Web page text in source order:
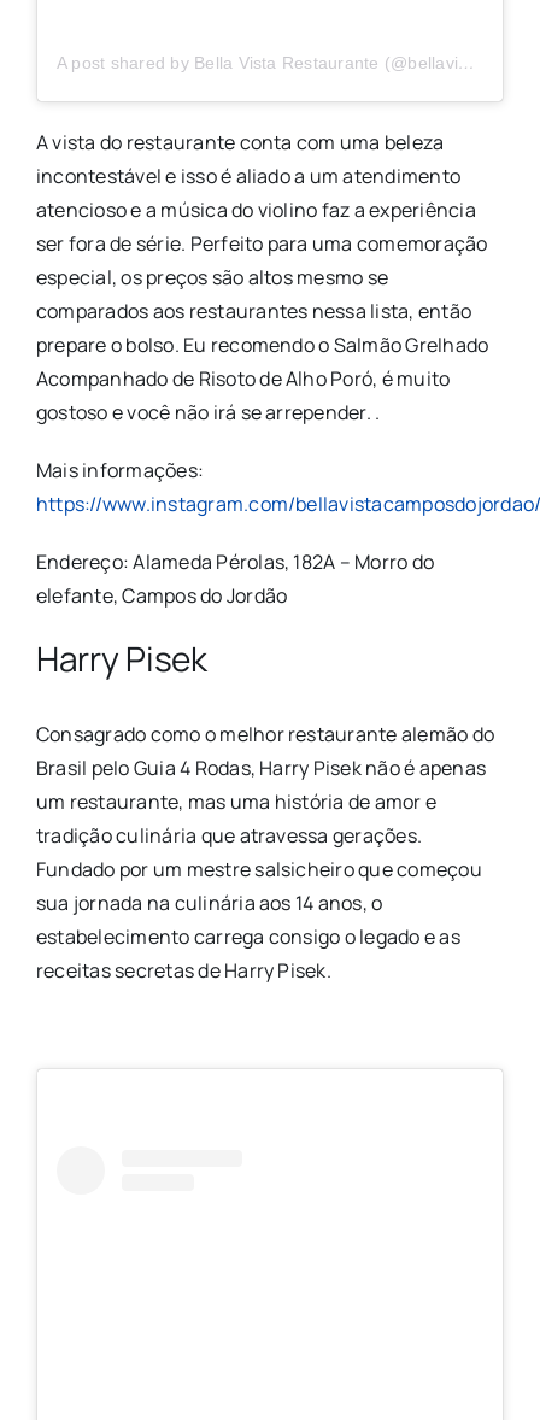
A post shared by Bella Vista Restaurante (@bellavistacamposdojordao)
A vista do restaurante conta com uma beleza
incontestável e isso é aliado a um atendimento
atencioso e a música do violino faz a experiência
ser fora de série. Perfeito para uma comemoração
especial, os preços são altos mesmo se
comparados aos restaurantes nessa lista, então
prepare o bolso. Eu recomendo o Salmão Grelhado
Acompanhado de Risoto de Alho Poró, é muito
gostoso e você não irá se arrepender. .
Mais informações:
https://www.instagram.com/
Endereço: Alameda Pérolas, 182A – Morro do
elefante, Campos do Jordão
Harry Pisek
Consagrado como o melhor restaurante alemão do
Brasil pelo Guia 4 Rodas, Harry Pisek não é apenas
um restaurante, mas uma história de amor e
tradição culinária que atravessa gerações.
Fundado por um mestre salsicheiro que começou
sua jornada na culinária aos 14 anos, o
estabelecimento carrega consigo o legado e as
receitas secretas de Harry Pisek.